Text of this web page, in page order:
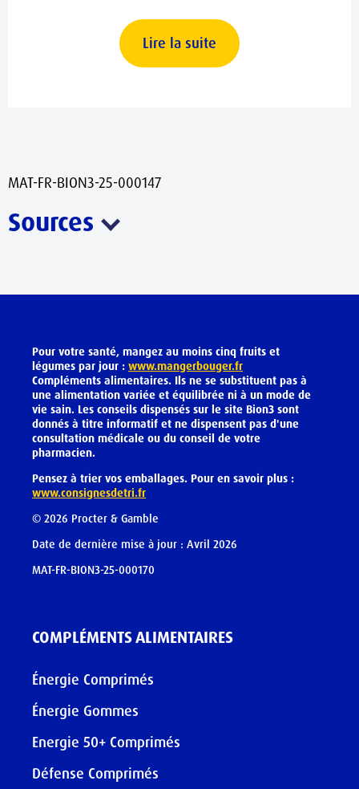
Lire la suite
MAT-FR-BION3-25-000147
Sources
Pour votre santé, mangez au moins cinq fruits et
légumes par jour : www.mangerbouger.fr
Compléments alimentaires. Ils ne se substituent pas à
une alimentation variée et équilibrée ni à un mode de
vie sain. Les conseils dispensés sur le site Bion3 sont
donnés à titre informatif et ne dispensent pas d'une
consultation médicale ou du conseil de votre
pharmacien.
Pensez à trier vos emballages. Pour en savoir plus :
www.consignesdetri.fr
© 2026 Procter & Gamble
Date de dernière mise à jour : Avril 2026
MAT-FR-BION3-25-000170
COMPLÉMENTS ALIMENTAIRES
Énergie Comprimés
Énergie Gommes
Energie 50+ Comprimés
Défense Comprimés